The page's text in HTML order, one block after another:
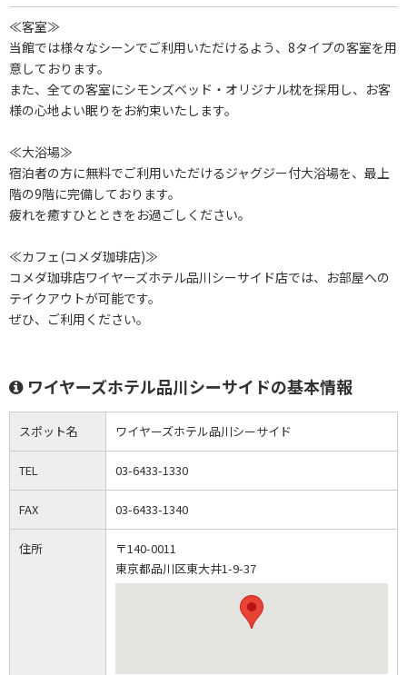
≪客室≫
当館では様々なシーンでご利用いただけるよう、8タイプの客室を用
意しております。
また、全ての客室にシモンズベッド・オリジナル枕を採用し、お客
様の心地よい眠りをお約束いたします。
≪大浴場≫
宿泊者の方に無料でご利用いただけるジャグジー付大浴場を、最上
階の9階に完備しております。
疲れを癒すひとときをお過ごしください。
≪カフェ(コメダ珈琲店)≫
コメダ珈琲店ワイヤーズホテル品川シーサイド店では、お部屋への
テイクアウトが可能です。
ぜひ、ご利用ください。
ワイヤーズホテル品川シーサイドの基本情報
スポット名 ワイヤーズホテル品川シーサイド
TEL 03-6433-1330
FAX 03-6433-1340
住所
〒140-0011
東京都品川区東大井1-9-37